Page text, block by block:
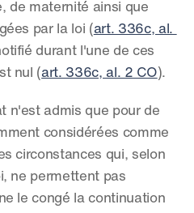
de maternité ainsi que
par la loi (art. 336c, al.
durant l'une de ces
nul (art. 336c, al. 2 CO).
n'est admis que pour de
considérées comme
circonstances qui, selon
ne permettent pas
le congé la continuation